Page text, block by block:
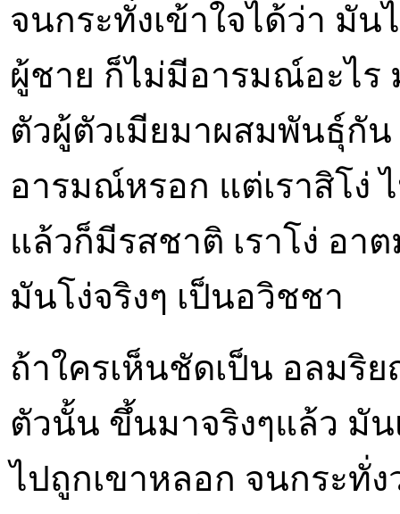
จนกระทั่งเข้าใจได้ว่า มั
ผู้ชาย ก็ไม่มีอารมณ์อะไร
ตัวผู้ตัวเมียมาผสมพันธุ์กั
อารมณ์หรอก แต่เราสิโง่
แล้วก็มีรสชาติ เราโง่ อา
มันโง่จริงๆ เป็นอวิชชา
ถ้าใครเห็นชัดเป็น อลม
ตัวนั้น ขึ้นมาจริงๆแล้ว มัน
ไปถูกเขาหลอก จนกระทั่